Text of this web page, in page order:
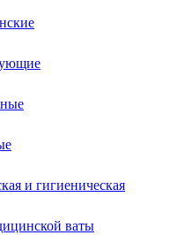
и гигиеническая
ваты